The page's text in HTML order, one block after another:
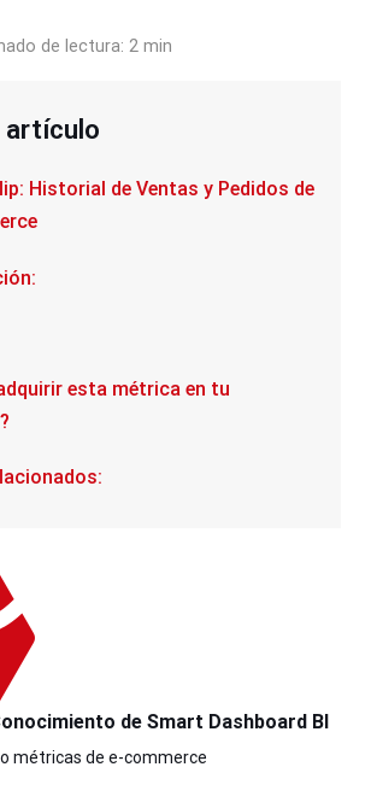
de lectura: 2 min
artículo
Historial de Ventas y Pedidos de
esta métrica en tu
de Smart Dashboard BI
métricas de e-commerce